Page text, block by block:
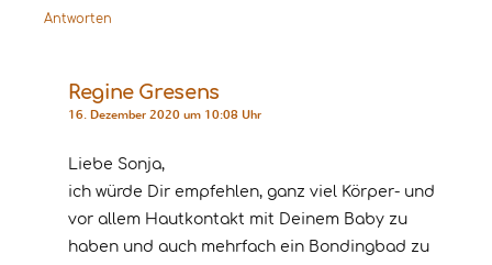
Antworten
Regine Gresens
16. Dezember 2020 um 10:08 Uhr
Liebe Sonja,
ich würde Dir empfehlen, ganz viel Körper- und
vor allem Hautkontakt mit Deinem Baby zu
haben und auch mehrfach ein Bondingbad zu